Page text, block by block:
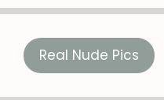
Real Nude Pics